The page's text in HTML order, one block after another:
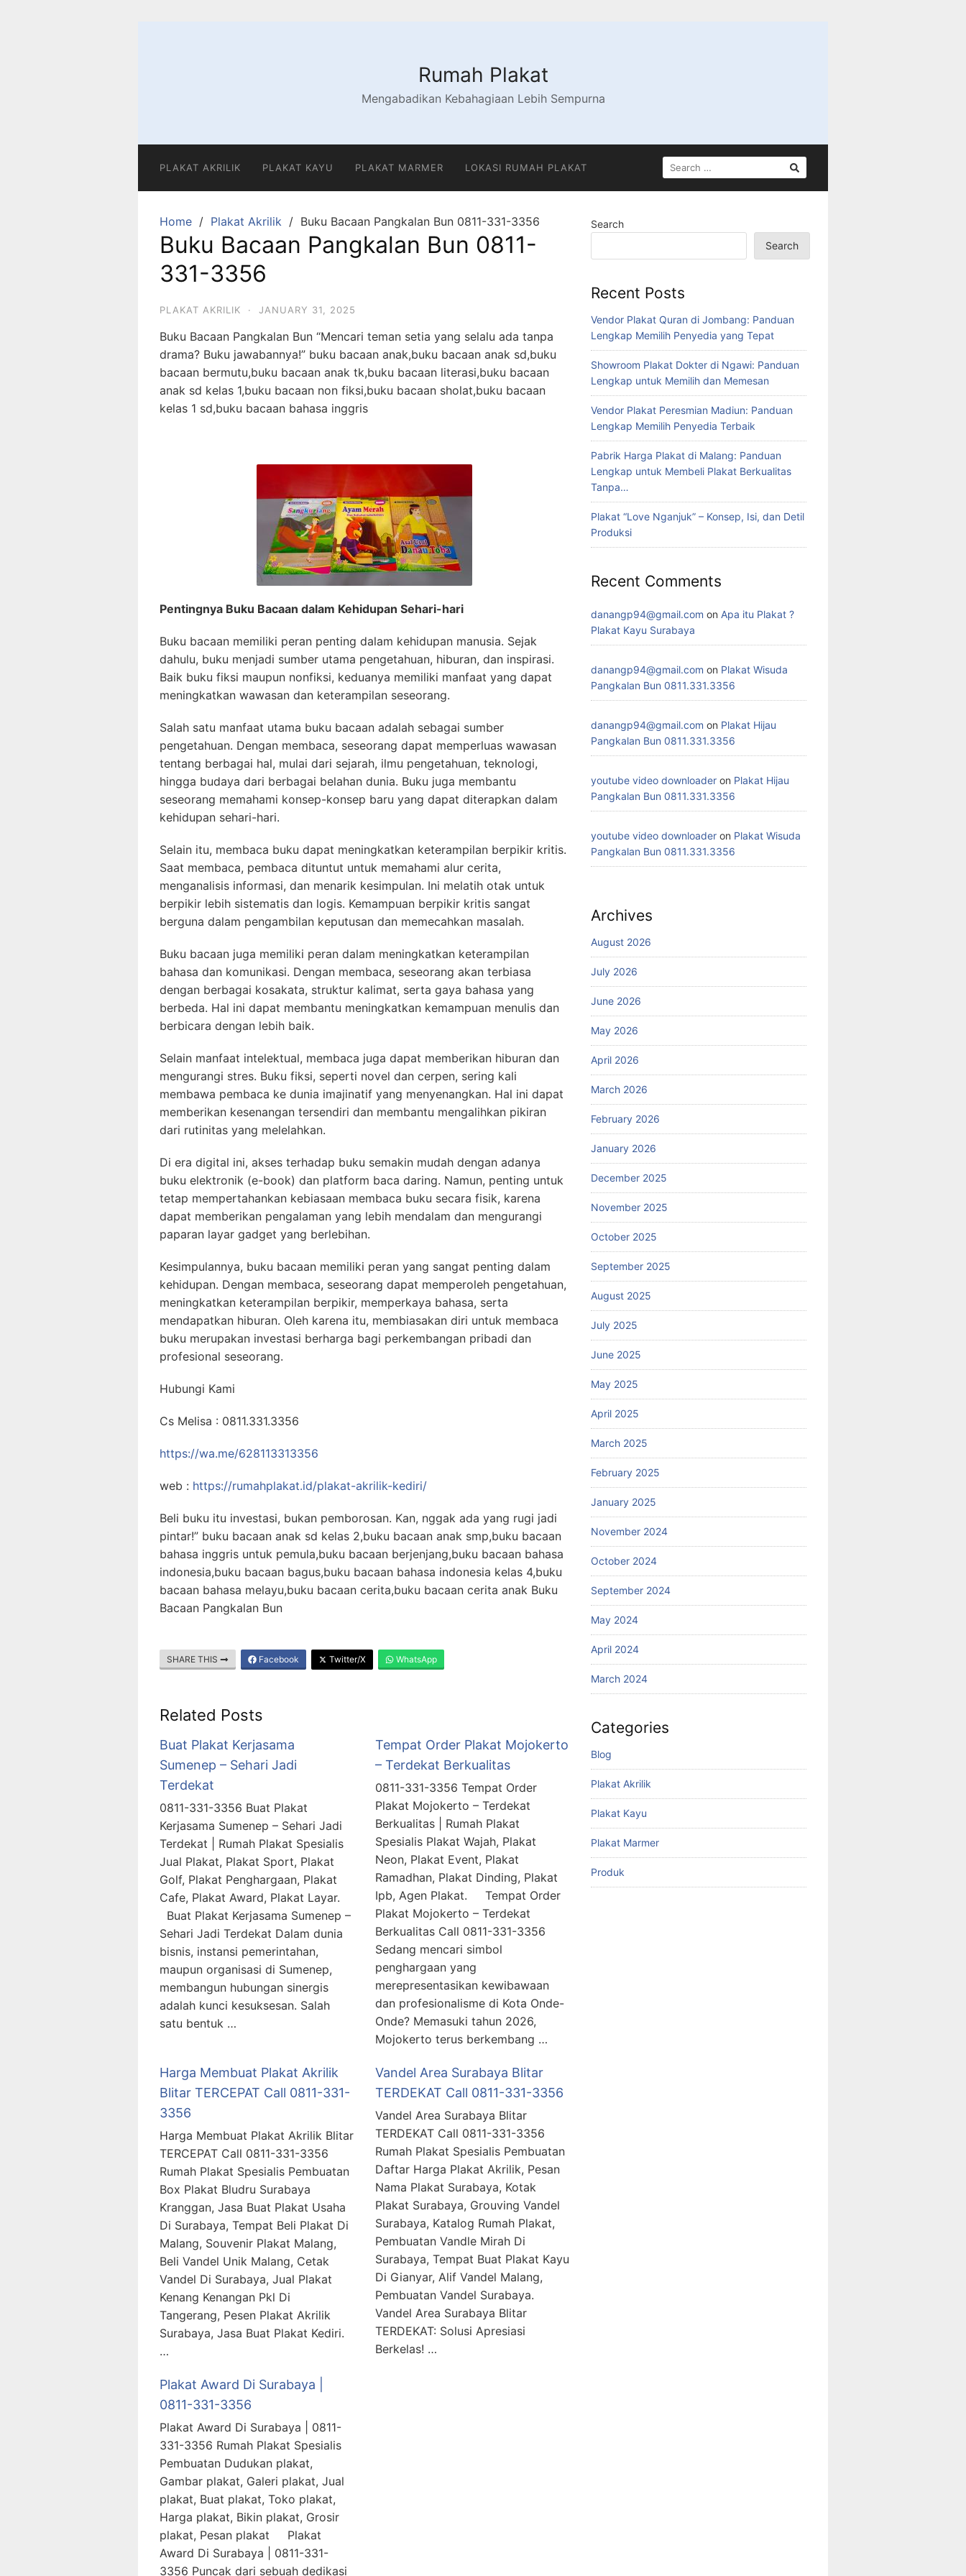
Rumah Plakat
Mengabadikan Kebahagiaan Lebih Sempurna
PLAKAT AKRILIK PLAKAT KAYU PLAKAT MARMER LOKASI RUMAH PLAKAT
SEARCH
FOR:
Home Plakat Akrilik Buku Bacaan Pangkalan Bun 0811-331-3356
Buku Bacaan Pangkalan Bun 0811-
331-3356
PLAKAT AKRILIK · JANUARY 31, 2025
Buku Bacaan Pangkalan Bun “Mencari teman setia yang selalu ada tanpa
drama? Buku jawabannya!” buku bacaan anak,buku bacaan anak sd,buku
bacaan bermutu,buku bacaan anak tk,buku bacaan literasi,buku bacaan
anak sd kelas 1,buku bacaan non fiksi,buku bacaan sholat,buku bacaan
kelas 1 sd,buku bacaan bahasa inggris
Pentingnya Buku Bacaan dalam Kehidupan Sehari-hari
Buku bacaan memiliki peran penting dalam kehidupan manusia. Sejak
dahulu, buku menjadi sumber utama pengetahuan, hiburan, dan inspirasi.
Baik buku fiksi maupun nonfiksi, keduanya memiliki manfaat yang dapat
meningkatkan wawasan dan keterampilan seseorang.
Salah satu manfaat utama buku bacaan adalah sebagai sumber
pengetahuan. Dengan membaca, seseorang dapat memperluas wawasan
tentang berbagai hal, mulai dari sejarah, ilmu pengetahuan, teknologi,
hingga budaya dari berbagai belahan dunia. Buku juga membantu
seseorang memahami konsep-konsep baru yang dapat diterapkan dalam
kehidupan sehari-hari.
Selain itu, membaca buku dapat meningkatkan keterampilan berpikir kritis.
Saat membaca, pembaca dituntut untuk memahami alur cerita,
menganalisis informasi, dan menarik kesimpulan. Ini melatih otak untuk
berpikir lebih sistematis dan logis. Kemampuan berpikir kritis sangat
berguna dalam pengambilan keputusan dan memecahkan masalah.
Buku bacaan juga memiliki peran dalam meningkatkan keterampilan
bahasa dan komunikasi. Dengan membaca, seseorang akan terbiasa
dengan berbagai kosakata, struktur kalimat, serta gaya bahasa yang
berbeda. Hal ini dapat membantu meningkatkan kemampuan menulis dan
berbicara dengan lebih baik.
Selain manfaat intelektual, membaca juga dapat memberikan hiburan dan
mengurangi stres. Buku fiksi, seperti novel dan cerpen, sering kali
membawa pembaca ke dunia imajinatif yang menyenangkan. Hal ini dapat
memberikan kesenangan tersendiri dan membantu mengalihkan pikiran
dari rutinitas yang melelahkan.
Di era digital ini, akses terhadap buku semakin mudah dengan adanya
buku elektronik (e-book) dan platform baca daring. Namun, penting untuk
tetap mempertahankan kebiasaan membaca buku secara fisik, karena
dapat memberikan pengalaman yang lebih mendalam dan mengurangi
paparan layar gadget yang berlebihan.
Kesimpulannya, buku bacaan memiliki peran yang sangat penting dalam
kehidupan. Dengan membaca, seseorang dapat memperoleh pengetahuan,
meningkatkan keterampilan berpikir, memperkaya bahasa, serta
mendapatkan hiburan. Oleh karena itu, membiasakan diri untuk membaca
buku merupakan investasi berharga bagi perkembangan pribadi dan
profesional seseorang.
Hubungi Kami
Cs Melisa : 0811.331.3356
https://wa.me/628113313356
web : https://rumahplakat.id/plakat-akrilik-kediri/
Beli buku itu investasi, bukan pemborosan. Kan, nggak ada yang rugi jadi
pintar!” buku bacaan anak sd kelas 2,buku bacaan anak smp,buku bacaan
bahasa inggris untuk pemula,buku bacaan berjenjang,buku bacaan bahasa
indonesia,buku bacaan bagus,buku bacaan bahasa indonesia kelas 4,buku
bacaan bahasa melayu,buku bacaan cerita,buku bacaan cerita anak Buku
Bacaan Pangkalan Bun
SHARE THIS Facebook Twitter/X WhatsApp
Related Posts
Buat Plakat Kerjasama
Sumenep – Sehari Jadi
Terdekat
0811-331-3356 Buat Plakat
Kerjasama Sumenep – Sehari Jadi
Terdekat | Rumah Plakat Spesialis
Jual Plakat, Plakat Sport, Plakat
Golf, Plakat Penghargaan, Plakat
Cafe, Plakat Award, Plakat Layar.
Buat Plakat Kerjasama Sumenep –
Sehari Jadi Terdekat Dalam dunia
bisnis, instansi pemerintahan,
maupun organisasi di Sumenep,
membangun hubungan sinergis
adalah kunci kesuksesan. Salah
satu bentuk …
Tempat Order Plakat Mojokerto
– Terdekat Berkualitas
0811-331-3356 Tempat Order
Plakat Mojokerto – Terdekat
Berkualitas | Rumah Plakat
Spesialis Plakat Wajah, Plakat
Neon, Plakat Event, Plakat
Ramadhan, Plakat Dinding, Plakat
Ipb, Agen Plakat. Tempat Order
Plakat Mojokerto – Terdekat
Berkualitas Call 0811-331-3356
Sedang mencari simbol
penghargaan yang
merepresentasikan kewibawaan
dan profesionalisme di Kota Onde-
Onde? Memasuki tahun 2026,
Mojokerto terus berkembang …
Harga Membuat Plakat Akrilik
Blitar TERCEPAT Call 0811-331-
3356
Harga Membuat Plakat Akrilik Blitar
TERCEPAT Call 0811-331-3356
Rumah Plakat Spesialis Pembuatan
Box Plakat Bludru Surabaya
Kranggan, Jasa Buat Plakat Usaha
Di Surabaya, Tempat Beli Plakat Di
Malang, Souvenir Plakat Malang,
Beli Vandel Unik Malang, Cetak
Vandel Di Surabaya, Jual Plakat
Kenang Kenangan Pkl Di
Tangerang, Pesen Plakat Akrilik
Surabaya, Jasa Buat Plakat Kediri.
…
Vandel Area Surabaya Blitar
TERDEKAT Call 0811-331-3356
Vandel Area Surabaya Blitar
TERDEKAT Call 0811-331-3356
Rumah Plakat Spesialis Pembuatan
Daftar Harga Plakat Akrilik, Pesan
Nama Plakat Surabaya, Kotak
Plakat Surabaya, Grouving Vandel
Surabaya, Katalog Rumah Plakat,
Pembuatan Vandle Mirah Di
Surabaya, Tempat Buat Plakat Kayu
Di Gianyar, Alif Vandel Malang,
Pembuatan Vandel Surabaya.
Vandel Area Surabaya Blitar
TERDEKAT: Solusi Apresiasi
Berkelas! …
Plakat Award Di Surabaya |
0811-331-3356
Plakat Award Di Surabaya | 0811-
331-3356 Rumah Plakat Spesialis
Pembuatan Dudukan plakat,
Gambar plakat, Galeri plakat, Jual
plakat, Buat plakat, Toko plakat,
Harga plakat, Bikin plakat, Grosir
plakat, Pesan plakat Plakat
Award Di Surabaya | 0811-331-
3356 Puncak dari sebuah dedikasi
Search
Search
Recent Posts
Vendor Plakat Quran di Jombang: Panduan
Lengkap Memilih Penyedia yang Tepat
Showroom Plakat Dokter di Ngawi: Panduan
Lengkap untuk Memilih dan Memesan
Vendor Plakat Peresmian Madiun: Panduan
Lengkap Memilih Penyedia Terbaik
Pabrik Harga Plakat di Malang: Panduan
Lengkap untuk Membeli Plakat Berkualitas
Tanpa…
Plakat “Love Nganjuk” – Konsep, Isi, dan Detil
Produksi
Recent Comments
danangp94@gmail.com on Apa itu Plakat ?
Plakat Kayu Surabaya
danangp94@gmail.com on Plakat Wisuda
Pangkalan Bun 0811.331.3356
danangp94@gmail.com on Plakat Hijau
Pangkalan Bun 0811.331.3356
youtube video downloader on Plakat Hijau
Pangkalan Bun 0811.331.3356
youtube video downloader on Plakat Wisuda
Pangkalan Bun 0811.331.3356
Archives
August 2026
July 2026
June 2026
May 2026
April 2026
March 2026
February 2026
January 2026
December 2025
November 2025
October 2025
September 2025
August 2025
July 2025
June 2025
May 2025
April 2025
March 2025
February 2025
January 2025
November 2024
October 2024
September 2024
May 2024
April 2024
March 2024
Categories
Blog
Plakat Akrilik
Plakat Kayu
Plakat Marmer
Produk